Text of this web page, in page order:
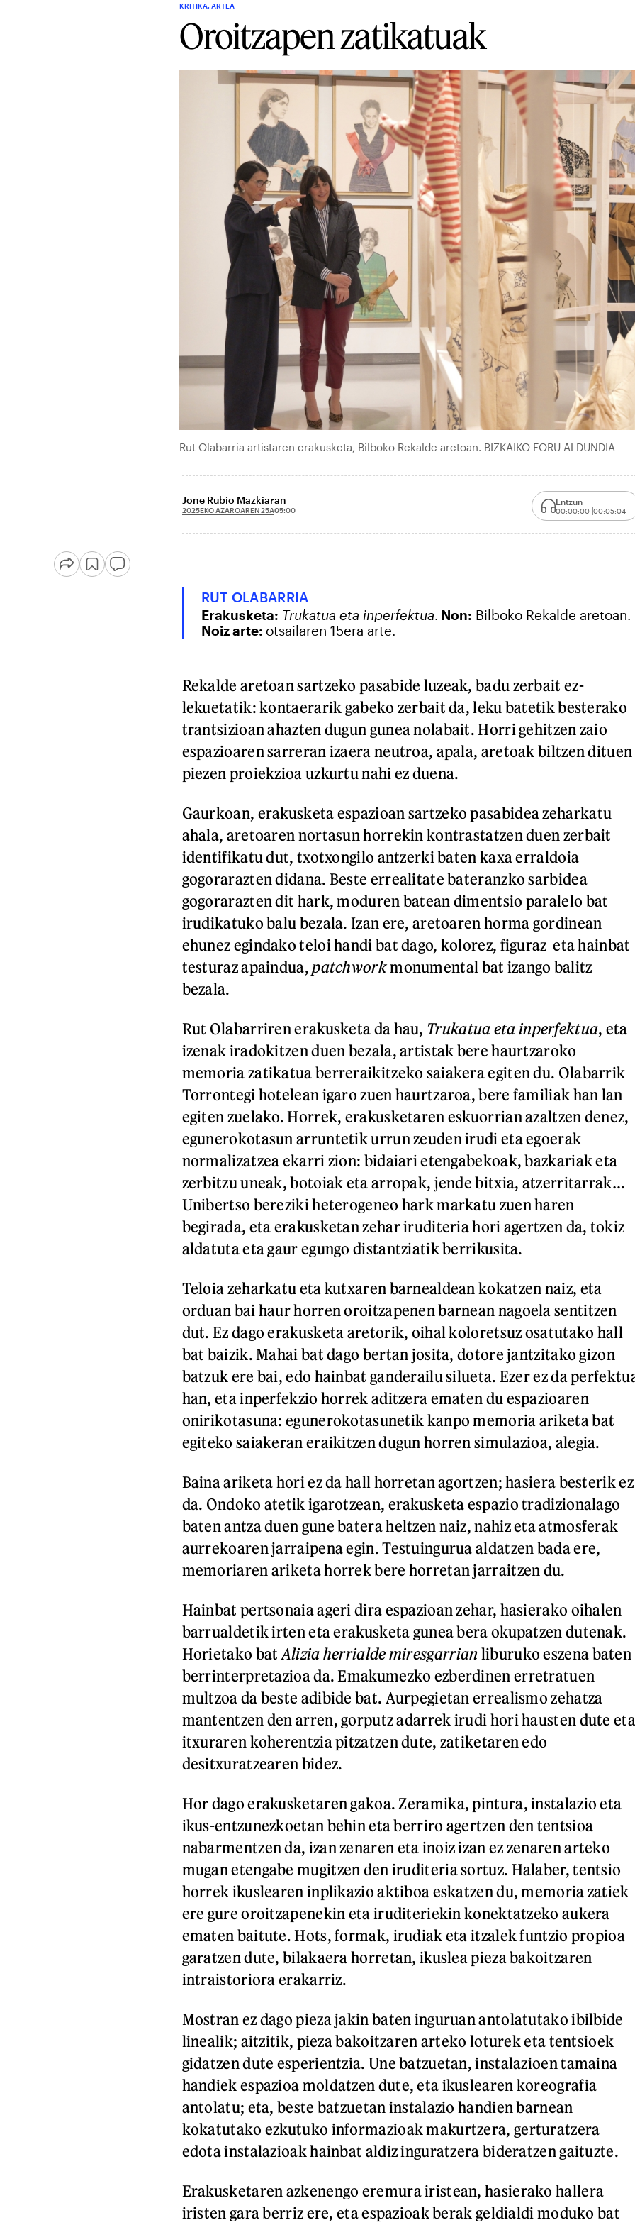
KRITIKA. ARTEA
Oroitzapen zatikatuak
Rut Olabarria artistaren erakusketa, Bilboko Rekalde aretoan. BIZKAIKO FORU ALDUNDIA
Jone Rubio Mazkiaran
2025EKO AZAROAREN 25A05:00
Entzun
00:00:00 00:05:04
RUT OLABARRIA
Erakusketa: Trukatua eta inperfektua. Non: Bilboko Rekalde aretoan.
Noiz arte: otsailaren 15era arte.
Rekalde aretoan sartzeko pasabide luzeak, badu zerbait ez-
lekuetatik: kontaerarik gabeko zerbait da, leku batetik besterako
trantsizioan ahazten dugun gunea nolabait. Horri gehitzen zaio
espazioaren sarreran izaera neutroa, apala, aretoak biltzen dituen
piezen proiekzioa uzkurtu nahi ez duena.
Gaurkoan, erakusketa espazioan sartzeko pasabidea zeharkatu
ahala, aretoaren nortasun horrekin kontrastatzen duen zerbait
identifikatu dut, txotxongilo antzerki baten kaxa erraldoia
gogorarazten didana. Beste errealitate bateranzko sarbidea
gogorarazten dit hark, moduren batean dimentsio paralelo bat
irudikatuko balu bezala. Izan ere, aretoaren horma gordinean
ehunez egindako teloi handi bat dago, kolorez, figuraz eta hainbat
testuraz apaindua,patchworkmonumental bat izango balitz
bezala.
Rut Olabarriren erakusketa da hau, Trukatua eta inperfektua, eta
izenak iradokitzen duen bezala, artistak bere haurtzaroko
memoria zatikatua berreraikitzeko saiakera egiten du. Olabarrik
Torrontegi hotelean igaro zuen haurtzaroa, bere familiak han lan
egiten zuelako. Horrek, erakusketaren eskuorrian azaltzen denez,
egunerokotasun arruntetik urrun zeuden irudi eta egoerak
normalizatzea ekarri zion: bidaiari etengabekoak, bazkariak eta
zerbitzu uneak, botoiak eta arropak, jende bitxia, atzerritarrak…
Unibertso bereziki heterogeneo hark markatu zuen haren
begirada, eta erakusketan zehar iruditeria hori agertzen da, tokiz
aldatuta eta gaur egungo distantziatik berrikusita.
Teloia zeharkatu eta kutxaren barnealdean kokatzen naiz, eta
orduan bai haur horren oroitzapenen barnean nagoela sentitzen
dut. Ez dago erakusketa aretorik, oihal koloretsuz osatutako hall
bat baizik. Mahai bat dago bertan josita, dotore jantzitako gizon
batzuk ere bai, edo hainbat ganderailu silueta. Ezer ez da
han, eta inperfekzio horrek aditzera ematen du espazioaren
onirikotasuna: egunerokotasunetik kanpo memoria ariketa bat
egiteko saiakeran eraikitzen dugun horren simulazioa, alegia.
Baina ariketa hori ez da hall horretan agortzen; hasiera besterik ez
da. Ondoko atetik igarotzean, erakusketa espazio tradizionalago
baten antza duen gune batera heltzen naiz, nahiz eta atmosferak
aurrekoaren jarraipena egin. Testuingurua aldatzen bada ere,
memoriaren ariketa horrek bere horretan jarraitzen du.
Hainbat pertsonaia ageri dira espazioan zehar, hasierako oihalen
barrualdetik irten eta erakusketa gunea bera okupatzen dutenak.
Horietako bat Alizia herrialde miresgarrian liburuko eszena baten
berrinterpretazioa da. Emakumezko ezberdinen erretratuen
multzoa da beste adibide bat. Aurpegietan errealismo zehatza
mantentzen den arren, gorputz adarrek irudi hori hausten dute eta
itxuraren koherentzia pitzatzen dute, zatiketaren edo
desitxuratzearen bidez.
Hor dago erakusketaren gakoa. Zeramika, pintura, instalazio eta
ikus-entzunezkoetan behin eta berriro agertzen den tentsioa
nabarmentzen da, izan zenaren eta inoiz izan ez zenaren arteko
mugan etengabe mugitzen den iruditeria sortuz. Halaber, tentsio
horrek ikuslearen inplikazio aktiboa eskatzen du, memoria zatiek
ere gure oroitzapenekin eta iruditeriekin konektatzeko aukera
ematen baitute. Hots, formak, irudiak eta itzalek funtzio propioa
garatzen dute, bilakaera horretan, ikuslea pieza bakoitzaren
intraistoriora erakarriz.
Mostran ez dago pieza jakin baten inguruan antolatutako ibilbide
linealik; aitzitik, pieza bakoitzaren arteko loturek eta tentsioek
gidatzen dute esperientzia. Une batzuetan, instalazioen tamaina
handiek espazioa moldatzen dute, eta ikuslearen koreografia
antolatu; eta, beste batzuetan instalazio handien barnean
kokatutako ezkutuko informazioak makurtzera, gerturatzera
edota instalazioak hainbat aldiz inguratzera bideratzen gaituzte.
Erakusketaren azkenengo eremura iristean, hasierako hallera
iristen gara berriz ere, eta espazioak berak geldialdi moduko bat